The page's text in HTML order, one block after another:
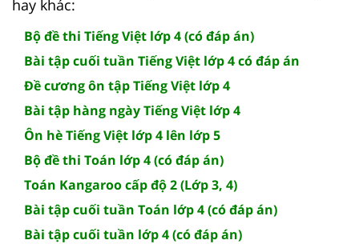
hay khác:
Bộ đề thi Tiếng Việt lớp 4 (có đáp án)
Bài tập cuối tuần Tiếng Việt lớp 4 có đáp án
Đề cương ôn tập Tiếng Việt lớp 4
Bài tập hàng ngày Tiếng Việt lớp 4
Ôn hè Tiếng Việt lớp 4 lên lớp 5
Bộ đề thi Toán lớp 4 (có đáp án)
Toán Kangaroo cấp độ 2 (Lớp 3, 4)
Bài tập cuối tuần Toán lớp 4 (có đáp án)
Bài tập cuối tuần lớp 4 (có đáp án)